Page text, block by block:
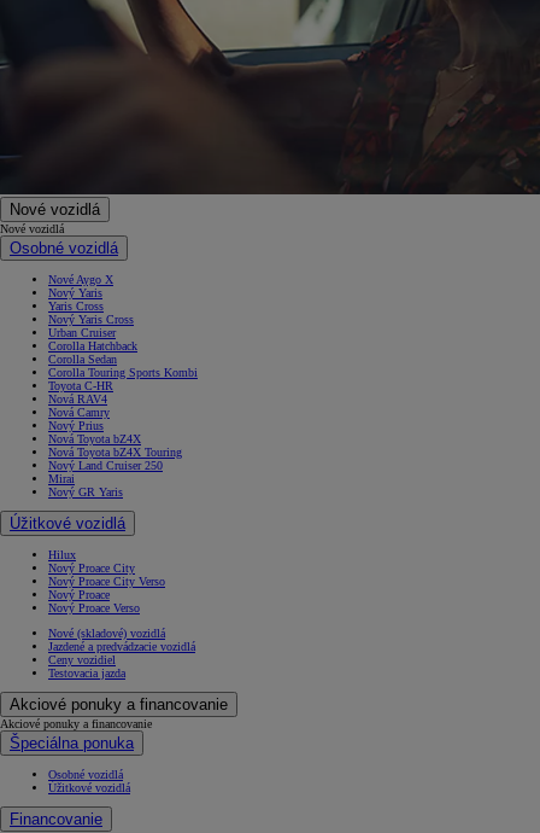
Nové vozidlá
Nové vozidlá
Osobné vozidlá
Nové Aygo X
Nový Yaris
Yaris Cross
Nový Yaris Cross
Urban Cruiser
Corolla Hatchback
Corolla Sedan
Corolla Touring Sports Kombi
Toyota C-HR
Nová RAV4
Nová Camry
Nový Prius
Nová Toyota bZ4X
Nová Toyota bZ4X Touring
Nový Land Cruiser 250
Mirai
Nový GR Yaris
Úžitkové vozidlá
Hilux
Nový Proace City
Nový Proace City Verso
Nový Proace
Nový Proace Verso
Nové (skladové) vozidlá
Jazdené a predvádzacie vozidlá
Ceny vozidiel
Testovacia jazda
Akciové ponuky a financovanie
Akciové ponuky a financovanie
Špeciálna ponuka
Osobné vozidlá
Úžitkové vozidlá
Financovanie